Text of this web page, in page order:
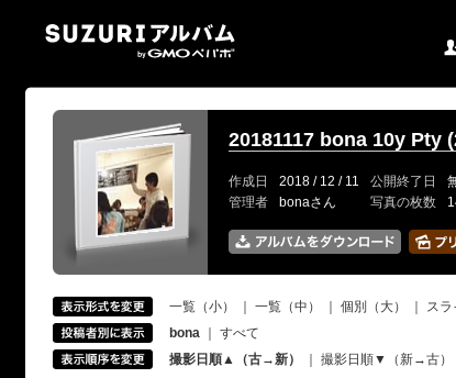
20181117 bona 10y Pty
作成日 2018 / 12 / 11 公開終了日
管理者
bonaさん 写真の枚数
一覧（小） 一覧（中） 個別（大）
スラ
bona
すべて
撮影日順▲（古→新）
撮影日順▼（新→古）